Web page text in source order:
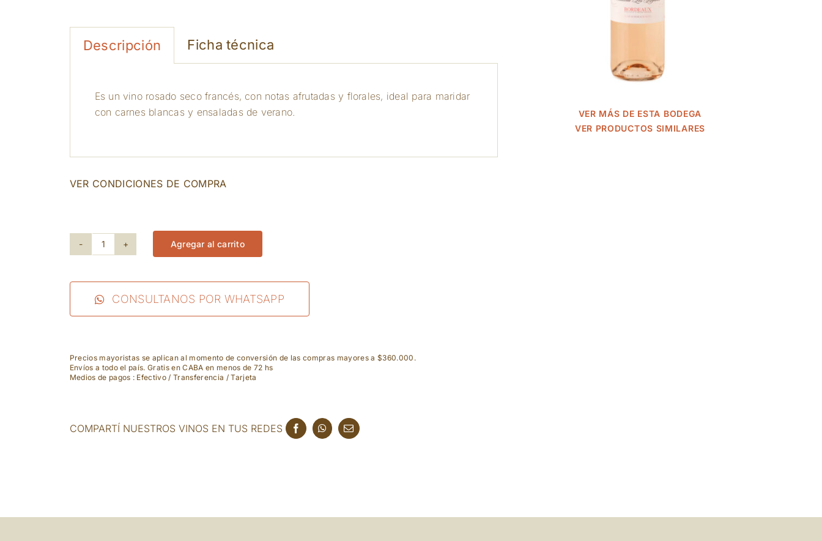
Descripción Ficha técnica
Es un vino rosado seco francés, con notas afrutadas y florales, ideal para maridar
con carnes blancas y ensaladas de verano.
VER CONDICIONES DE COMPRA
Chateau
Riganes
cantidad
Agregar al carrito
CONSULTANOS POR WHATSAPP
Precios mayoristas se aplican al momento de conversión de las compras mayores a $360.000.
Envíos a todo el país. Gratis en CABA en menos de 72 hs
Medios de pagos : Efectivo / Transferencia / Tarjeta
COMPARTÍ NUESTROS VINOS EN TUS REDES
VER MÁS DE ESTA BODEGA
VER PRODUCTOS SIMILARES